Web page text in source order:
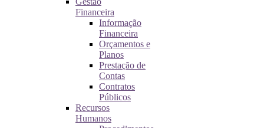
Financeira
Informação
Financeira
Orçamentos e
Planos
Prestação de
Contas
Contratos
Públicos
Recursos
Humanos